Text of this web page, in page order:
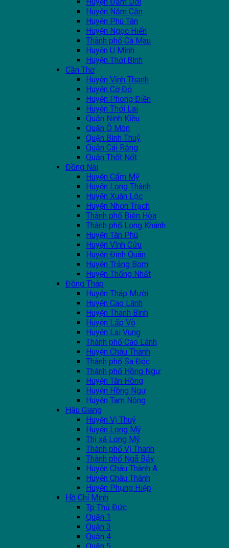
Huyện Năm Căn
Huyện Phú Tân
Huyện Ngọc Hiển
Thành phố Cà Mau
Huyện U Minh
Huyện Thới Bình
Cần Thơ
Huyện Vĩnh Thạnh
Huyện Cờ Đỏ
Huyện Phong Điền
Huyện Thới Lai
Quận Ninh Kiều
Quận Ô Môn
Quận Bình Thuỷ
Quận Cái Răng
Quận Thốt Nốt
Đồng Nai
Huyện Cẩm Mỹ
Huyện Long Thành
Huyện Xuân Lộc
Huyện Nhơn Trạch
Thành phố Biên Hòa
Thành phố Long Khánh
Huyện Tân Phú
Huyện Vĩnh Cửu
Huyện Định Quán
Huyện Trảng Bom
Huyện Thống Nhất
Đồng Tháp
Huyện Tháp Mười
Huyện Cao Lãnh
Huyện Thanh Bình
Huyện Lấp Vò
Huyện Lai Vung
Thành phố Cao Lãnh
Huyện Châu Thành
Thành phố Sa Đéc
Thành phố Hồng Ngự
Huyện Tân Hồng
Huyện Hồng Ngự
Huyện Tam Nông
Hậu Giang
Huyện Vị Thuỷ
Huyện Long Mỹ
Thị xã Long Mỹ
Thành phố Vị Thanh
Thành phố Ngã Bảy
Huyện Châu Thành A
Huyện Châu Thành
Huyện Phụng Hiệp
Hồ Chí Minh
Tp Thủ Đức
Quận 1
Quận 3
Quận 4